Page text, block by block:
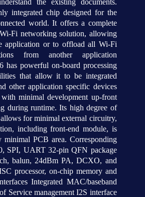
the existing documents.
integrated chip designed for the
world. It offers a complete
Fi networking solution, allowing
application or to offload all Wi-Fi
from another application
has powerful on-board processing
that allow it to be integrated
other application specific devices
minimal development up-front
during runtime. Its high degree of
for minimal external circuitry,
including front-end module, is
minimal PCB area. Corresponding
SPI, UART 32-pin QFN package
balun, 24dBm PA, DCXO, and
processor, on-chip memory and
Integrated MAC/baseband
Service management I2S interface